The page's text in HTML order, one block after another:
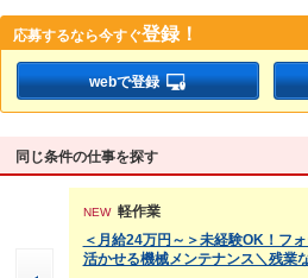
応募するなら今すぐ登録！
webで登録
同じ条件の仕事を探す
NEW 軽作業
＜月給24万円～＞未経験OK！フ
活かせる機械メンテナンス＼残業